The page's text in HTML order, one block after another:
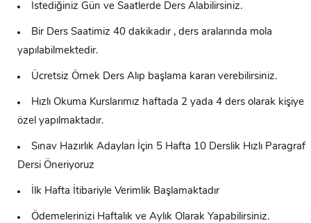
İstediğiniz Gün ve Saatlerde Ders Alabilirsiniz.
Bir Ders Saatimiz 40 dakikadır , ders aralarında mola
yapılabilmektedir.
Ücretsiz Örnek Ders Alıp başlama kararı verebilirsiniz.
Hızlı Okuma Kurslarımız haftada 2 yada 4 ders olarak kişiye
özel yapılmaktadır.
Sınav Hazırlık Adayları İçin 5 Hafta 10 Derslik Hızlı Paragraf
Dersi Öneriyoruz
İlk Hafta İtibariyle Verimlik Başlamaktadır
Ödemelerinizi Haftalık ve Aylık Olarak Yapabilirsiniz.